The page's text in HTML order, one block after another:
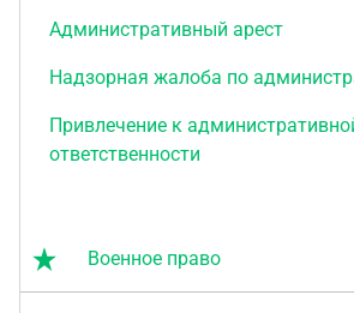
Административный арест
Надзорная жалоба по
Привлечение к
ответственности
Военное право